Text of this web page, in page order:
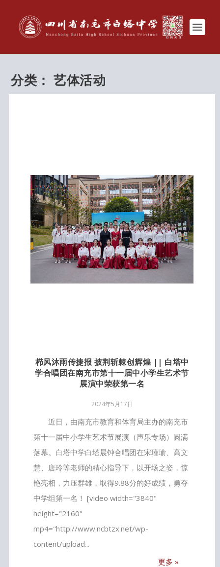
分类：艺体活动
栉风沐雨传捷报 披荆斩棘创辉煌 || 白塔中
学合唱团在南充市第十一届中小学生艺术节
展演中荣获第一名
2024年5月17日
近日，由南充市教育和体育局主办的南充市
第十一届中小学生艺术节展演（声乐专场）圆满
落幕。白塔中学白塔晨钟合唱团在宋瑾瑜、高文
慧、唐玲等老师的精心指导下，以开场之姿，惊
艳亮相，力压群雄，取得9.88分的好成绩，勇夺
中学组第一名！ [video width="3840"
height="2160"
mp4="http://www.ncbtzx.net/wp-
content/upload...
更多 »